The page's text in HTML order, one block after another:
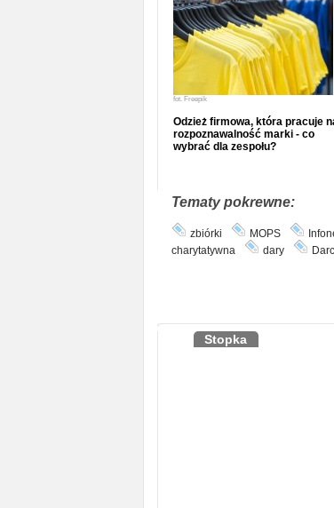
fot. Freepik
Odzież firmowa, która pracuje
rozpoznawalność marki - co
wybrać dla zespołu?
Tematy pokrewne:
zbiórki MOPS
charytatywna
dary
Stopka